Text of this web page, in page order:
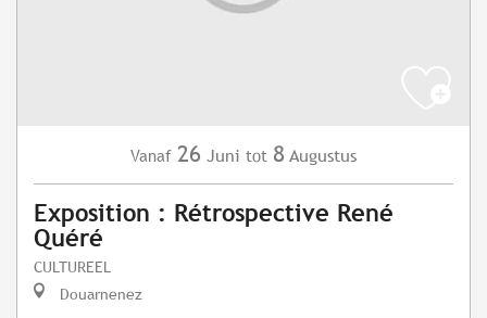
Vanaf 26 Juni tot 8 Augustus
Exposition : Rétrospective René
Quéré
CULTUREEL
Douarnenez